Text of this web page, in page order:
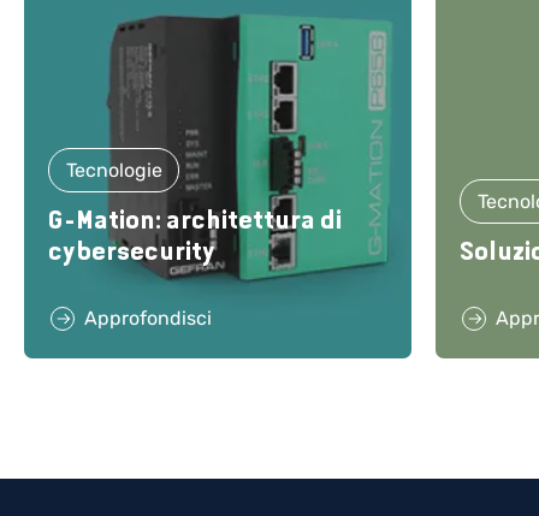
Tecnologie
G-Mation: architettura di
cybersecurity
Approfondisci